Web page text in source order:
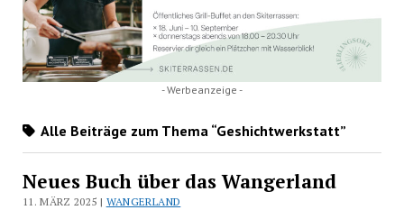
- Werbeanzeige -
Alle Beiträge zum Thema “Geshichtwerkstatt”
Neues Buch über das Wangerland
11. MÄRZ 2025 | WANGERLAND